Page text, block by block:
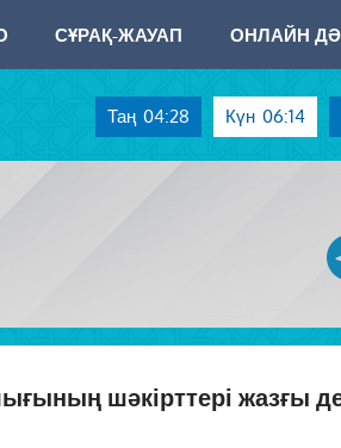
СҰРАҚ-ЖАУАП ОНЛАЙН
Таң 04:28 Күн 06:14
шәкірттері жазғы